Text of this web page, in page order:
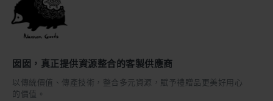
囡囡，真正提供資源整合的客製供應商
以傳統價值、傳產技術，整合多元資源，賦予禮贈品更美好用心
的價值。